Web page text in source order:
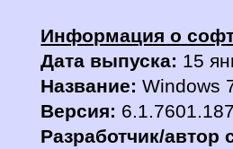
Информация о
Дата выпуска: 15
Название: Windows
Версия:
Разработчик/автор